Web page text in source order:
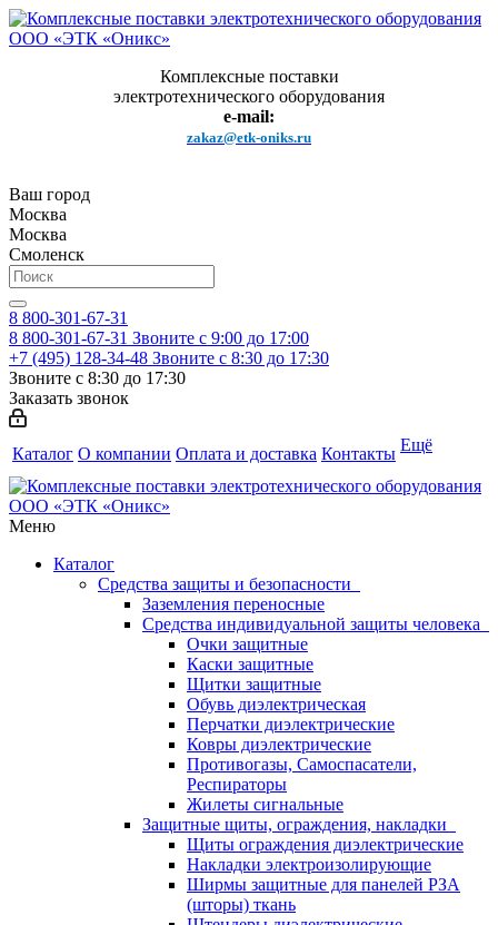
Комплексные поставки
электротехнического оборудования
e-mail:
zakaz@etk-oniks.ru
Ваш город
Москва
Москва
Смоленск
8 800-301-67-31
8 800-301-67-31 Звоните с 9:00 до 17:00
+7 (495) 128-34-48 Звоните с 8:30 до 17:30
Звоните с 8:30 до 17:30
Заказать звонок
Каталог О компании Оплата и доставка Контакты Ещё
Меню
Каталог
Средства защиты и безопасности
Заземления переносные
Средства индивидуальной защиты человека
Очки защитные
Каски защитные
Щитки защитные
Обувь диэлектрическая
Перчатки диэлектрические
Ковры диэлектрические
Противогазы, Самоспасатели,
Респираторы
Жилеты сигнальные
Защитные щиты, ограждения, накладки
Щиты ограждения диэлектрические
Накладки электроизолирующие
Ширмы защитные для панелей РЗА
(шторы) ткань